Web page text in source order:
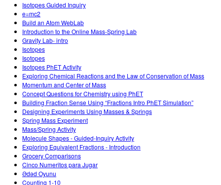
Isotopes Guided Inquiry
e=mc2
Build an Atom WebLab
Introduction to the Online Mass-Spring Lab
Gravity Lab- intro
Isotopes
Isotopes
Isotopes PhET Activity
Exploring Chemical Reactions and the Law of Conservation of Mass
Momentum and Center of Mass
Concept Questions for Chemistry using PhET
Building Fraction Sense Using “Fractions Intro PhET Simulation”
Designing Experiments Using Masses & Springs
Spring Mass Experiment
Mass/Spring Activity
Molecule Shapes - Guided-Inquiry Activity
Exploring Equivalent Fractions - Introduction
Grocery Comparisons
Cinco Numeritos para Jugar
Ədəd Oyunu
Counting 1-10